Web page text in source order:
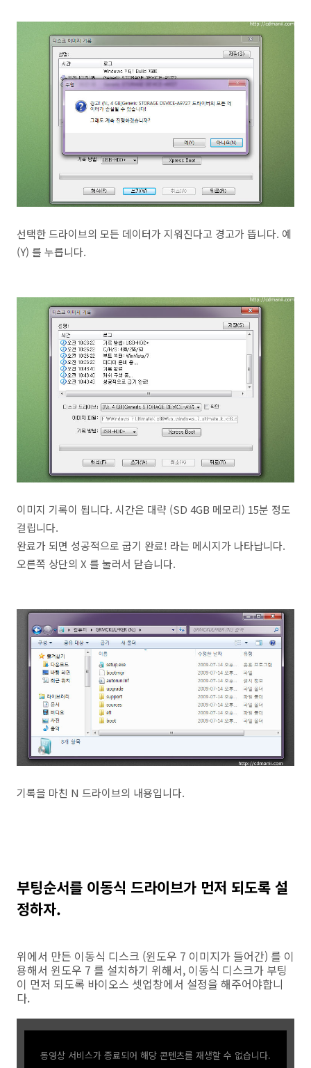
선택한 드라이브의 모든 데이터가 지워진다고 경고가 뜹니다. 예
(Y) 를 누릅니다.
이미지 기록이 됩니다. 시간은 대략 (SD 4GB 메모리) 15분 정도
걸립니다.
완료가 되면 성공적으로 굽기 완료! 라는 메시지가 나타납니다.
오른쪽 상단의 X 를 눌러서 닫습니다.
기록을 마친 N 드라이브의 내용입니다.
부팅순서를 이동식 드라이브가 먼저 되도록 설
정하자.
위에서 만든 이동식 디스크 (윈도우 7 이미지가 들어간) 를 이
용해서 윈도우 7 를 설치하기 위해서, 이동식 디스크가 부팅
이 먼저 되도록 바이오스 셋업창에서 설정을 해주어야합니
다.
동영상 서비스가 종료되어 해당 콘텐츠를 재생할 수 없습니다.